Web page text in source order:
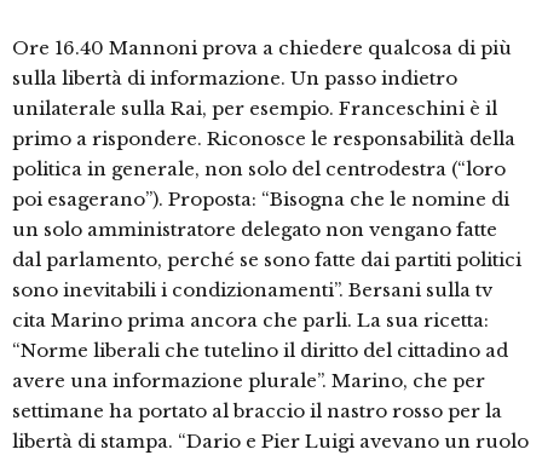
Ore 16.40 Mannoni prova a chiedere qualcosa di più
sulla libertà di informazione. Un passo indietro
unilaterale sulla Rai, per esempio. Franceschini è il
primo a rispondere. Riconosce le responsabilità della
politica in generale, non solo del centrodestra (“loro
poi esagerano”). Proposta: “Bisogna che le nomine di
un solo amministratore delegato non vengano fatte
dal parlamento, perché se sono fatte dai partiti politici
sono inevitabili i condizionamenti”. Bersani sulla tv
cita Marino prima ancora che parli. La sua ricetta:
“Norme liberali che tutelino il diritto del cittadino ad
avere una informazione plurale”. Marino, che per
settimane ha portato al braccio il nastro rosso per la
libertà di stampa. “Dario e Pier Luigi avevano un ruolo